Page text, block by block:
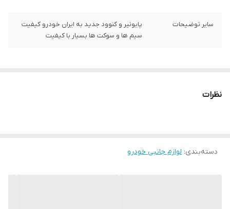
سایر توضیحات
پایونیر و کنوود جدید به ایران خودرو کیفیت
سیم ها و سوکت ها بسیار با کیفیت
نظرات
دسته‌بندی: لوازم جانبی خودرو